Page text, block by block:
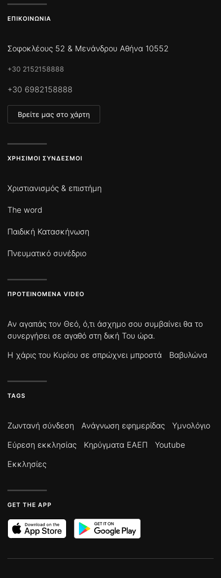
ΕΠΙΚΟΙΝΩΝΊΑ
Σοφοκλέους 52 & Μενάνδρου Αθήνα 10552
+30 2152158888
+30 6982158888
Βρείτε μας στο χάρτη
ΧΡΉΣΙΜΟΙ ΣΎΝΔΕΣΜΟΙ
Χριστιανισμός & επιστήμη
The word
Παιδική Κατασκήνωση
Πνευματικό συνέδριο
ΠΡΟΤΕΙΝΌΜΕΝΑ VIDEO
Αν αγαπάς τον Θεό, ό,τι άσχημο σου συμβαίνει θα το
συνεργήσει σε αγαθό στη δική Του ώρα.
Η χάρις του Κυρίου σε σπρώχνει μπροστά
Βαβυλώνα
TAGS
Ζωντανή σύνδεση Ανάγνωση εφημερίδας
Υμνολόγιο
Εύρεση εκκλησίας
Κηρύγματα ΕΑΕΠ
Youtube
Εκκλησίες
GET THE APP